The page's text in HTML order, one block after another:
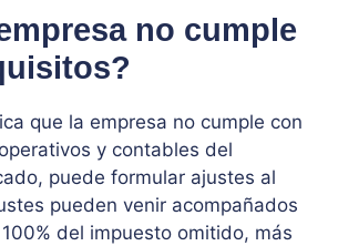
no cumple
que la empresa no cumple con
y contables del
puede formular ajustes al
pueden venir acompañados
del impuesto omitido, más